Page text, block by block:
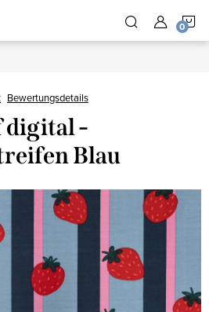
Bewertungsdetails
digital -
Blau